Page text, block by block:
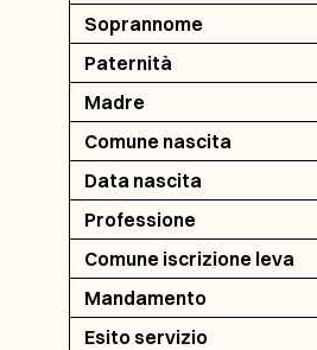
Soprannome
Paternità
Madre
Comune nascita
Data nascita
Professione
Comune iscrizione leva
Mandamento
Esito servizio